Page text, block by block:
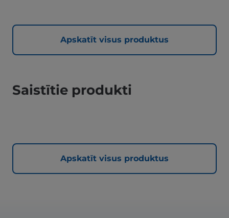
Apskatīt visus produktus
Saistītie produkti
Apskatīt visus produktus